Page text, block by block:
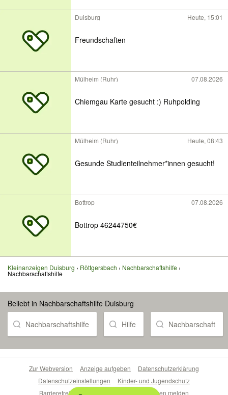
Duisburg Heute, 15:01
Freundschaften
Mülheim (Ruhr) 07.08.2026
Chiemgau Karte gesucht :) Ruhpolding
Mülheim (Ruhr) Heute, 08:43
Gesunde Studienteilnehmer*innen gesucht!
Bottrop 07.08.2026
Bottrop 46244750€
Kleinanzeigen Duisburg Röttgersbach Nachbarschaftshilfe
Nachbarschaftshilfe
Beliebt in Nachbarschaftshilfe Duisburg
Nachbarschaftshilfe Hilfe Nachbarschaft
Zur Webversion Anzeige aufgeben
Datenschutzerklärung
Datenschutzeinstellungen
Kinder- und Jugendschutz
Barrierefreiheitserklärung
Sicherheitslücken melden